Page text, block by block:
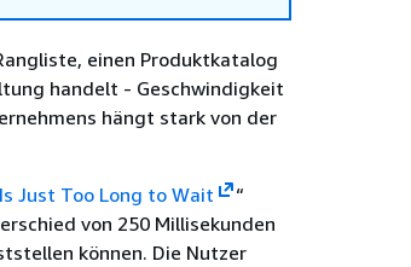
einen Produktkatalog
handelt - Geschwindigkeit
hängt stark von der
Just Too Long to Wait
“
von 250 Millisekunden
können. Die Nutzer